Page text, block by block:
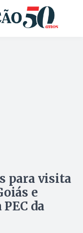
para visita
e
da